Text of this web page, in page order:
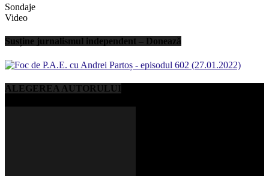
Sondaje
Video
Susține jurnalismul independent – Donează
ALEGEREA AUTORULUI